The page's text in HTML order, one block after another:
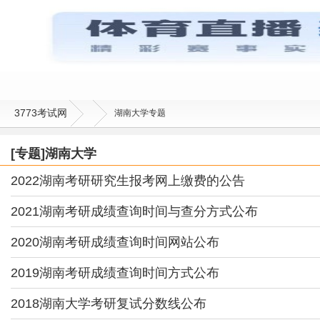
3773考试网 湖南大学专题
[专题]湖南大学
2022湖南考研研究生报考网上缴费的公告
2021湖南考研成绩查询时间与查分方式公布
2020湖南考研成绩查询时间网站公布
2019湖南考研成绩查询时间方式公布
2018湖南大学考研复试分数线公布